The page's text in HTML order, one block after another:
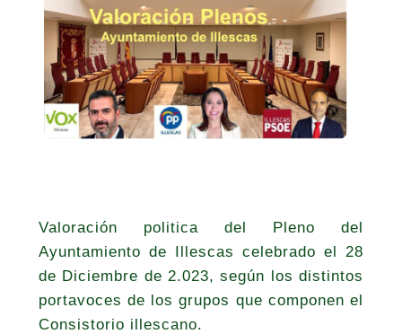
Valoración politica del Pleno del
Ayuntamiento de Illescas celebrado el 28
de Diciembre de 2.023, según los distintos
portavoces de los grupos que componen el
Consistorio illescano.